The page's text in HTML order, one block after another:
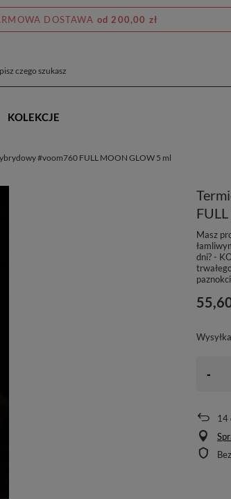
DOSTAWA od 200,00 zł
KOLEKCJE
#voom760 FULL MOON GLOW 5 ml
Masz
dni? -
-
14